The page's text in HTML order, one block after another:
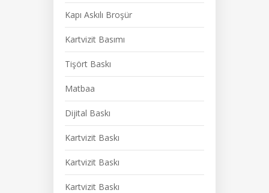
Kapı Askılı Broşür
Kartvizit Basımı
Tişört Baskı
Matbaa
Dijital Baskı
Kartvizit Baskı
Kartvizit Baskı
Kartvizit Baskı